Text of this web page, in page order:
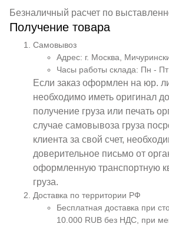
Безналичный расчет по
Получение товара
Самовывоз
Адрес: г. Москва,
Часы работы склада: Пн -
Если заказ оформлен на юр.
необходимо иметь оригинал
получение груза или печать
случае самовывоза груза
клиента за свой счет,
доверительное письмо от
оформленную транспортную
груза.
Доставка по территории РФ
Бесплатная доставка при
10.000 RUB без НДС, при